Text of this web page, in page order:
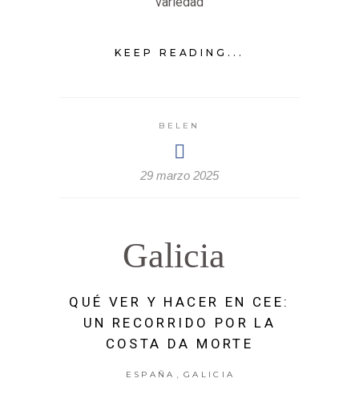
KEEP READING...
BELEN
29 marzo 2025
Galicia
QUÉ VER Y HACER EN CEE:
UN RECORRIDO POR LA
COSTA DA MORTE
ESPAÑA , GALICIA